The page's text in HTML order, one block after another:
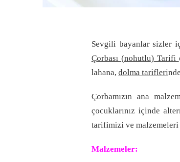
Sevgili bayanlar sizler
Çorbası (nohutlu) Tarifi
lahana, dolma tarifleri
Çorbamızın ana
çocuklarınız içinde
tarifimizi ve malzemeleri
Malzemeler: